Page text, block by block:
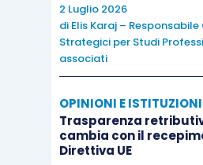
2 Luglio 2026
di Elis Karaj –
Strategici per Studi
associati
OPINIONI E ISTITUZIONI
Trasparenza
cambia con il
Direttiva UE